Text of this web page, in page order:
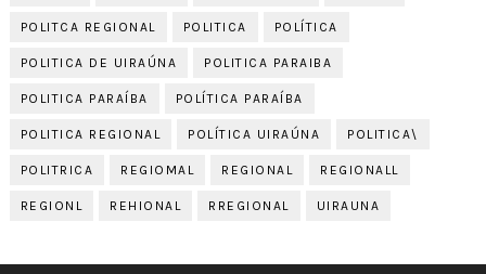
POLITCA REGIONAL POLITICA POLÍTICA
POLITICA DE UIRAÚNA POLITICA PARAIBA
POLITICA PARAÍBA POLÍTICA PARAÍBA
POLITICA REGIONAL POLÍTICA UIRAÚNA POLITICA\
POLITRICA REGIOMAL REGIONAL REGIONALL
REGIONL REHIONAL RREGIONAL UIRAUNA